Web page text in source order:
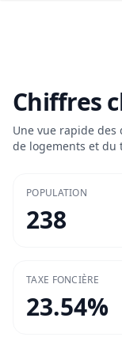
Chiffres
Une vue rapide
de logements et du
POPULATION
238
TAXE FONCIÈRE
23.54%